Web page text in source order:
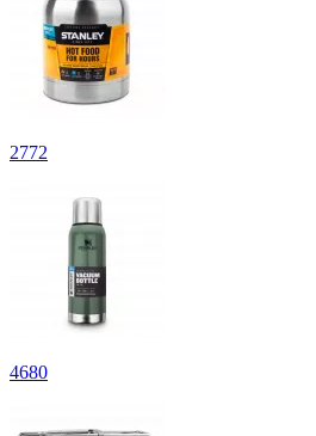
2772
4680